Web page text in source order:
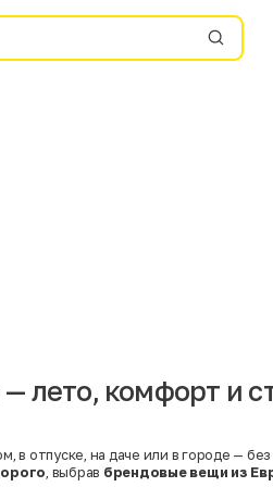
лето, комфорт и
в отпуске, на даче или в городе —
, выбрав брендовые вещи из